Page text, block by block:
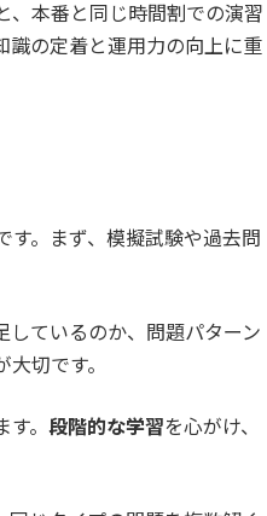
、本番と同じ時間割での演習
識の定着と運用力の向上に重
す。まず、模擬試験や過去問
しているのか、問題パターン
切です。
。 段階的な学習を心がけ、